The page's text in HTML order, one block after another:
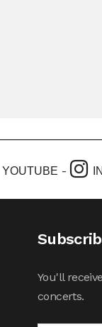
YOUTUBE -
You'll
concerts.